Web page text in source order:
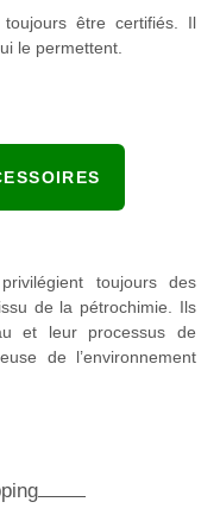
être certifiés. Il
le permettent.
toujours des
de la pétrochimie. Ils
et leur processus de
de l’environnement